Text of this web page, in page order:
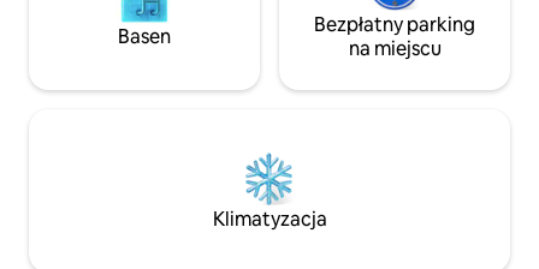
Basen
Bezpłatny parking
na miejscu
Klimatyzacja